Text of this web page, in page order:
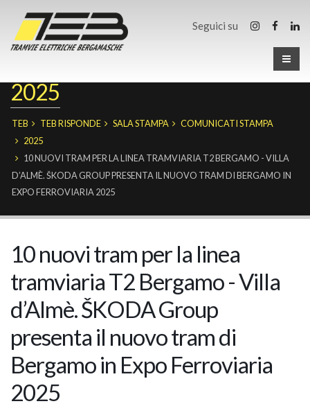
Seguici su
2025
TEB TEB RISPONDE SALA STAMPA
COMUNICATI STAMPA
2025
10 NUOVI TRAM PER LA LINEA TRAMVIARIA T2 BERGAMO - VILLA
D’ALMÈ. ŠKODA GROUP PRESENTA IL NUOVO TRAM DI BERGAMO IN
EXPO FERROVIARIA 2025
10 nuovi tram per la linea
tramviaria T2 Bergamo - Villa
d’Almè. ŠKODA Group
presenta il nuovo tram di
Bergamo in Expo Ferroviaria
2025